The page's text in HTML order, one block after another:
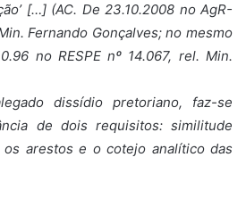
[…] (AC. De 23.10.2008 no AgR-
Fernando Gonçalves; no mesmo
no RESPE nº 14.067, rel. Min.
dissídio pretoriano, faz-se
de dois requisitos: similitude
arestos e o cotejo analítico das